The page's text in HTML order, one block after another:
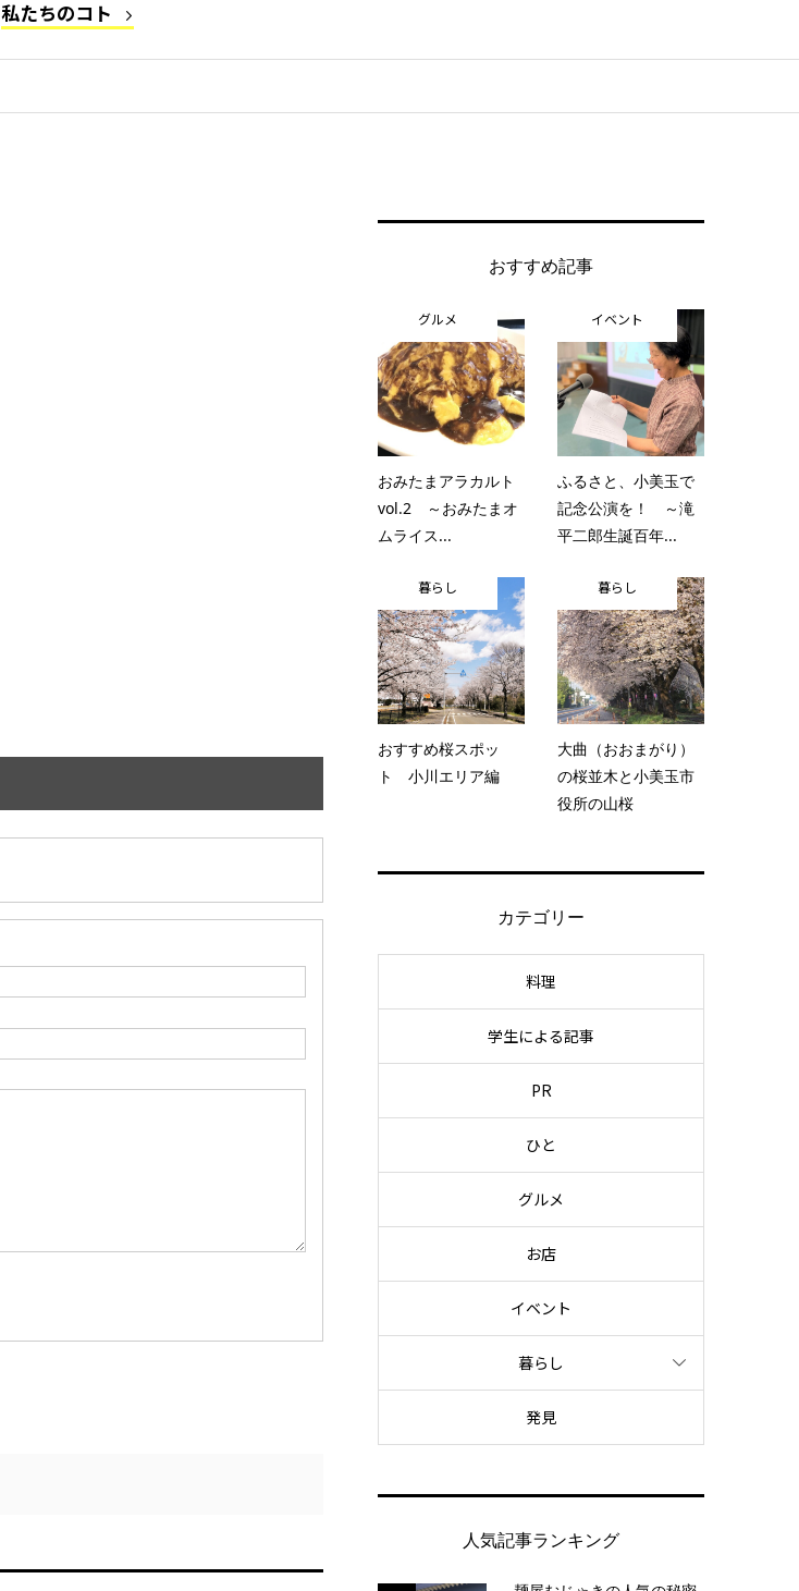
私たちのコト
おすすめ記事
グルメ
おみたまアラカルト
vol.2 ～おみたまオ
ムライス...
イベント
ふるさと、小美玉で
記念公演を！ ～滝
平二郎生誕百年...
暮らし
おすすめ桜スポッ
ト 小川エリア編
暮らし
大曲（おおまがり）
の桜並木と小美玉市
役所の山桜
カテゴリー
料理
学生による記事
PR
ひと
グルメ
お店
イベント
暮らし
発見
人気記事ランキング